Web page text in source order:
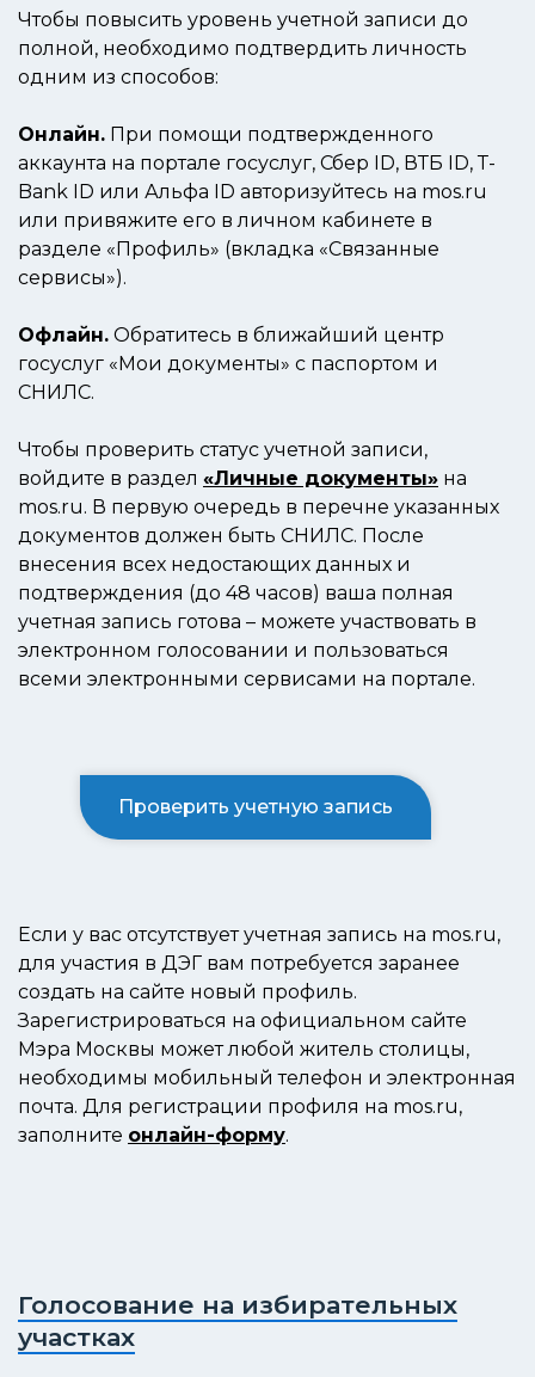
Чтобы повысить уровень учетной записи до
полной, необходимо подтвердить личность
одним из способов:
Онлайн. При помощи подтвержденного
аккаунта на портале госуслуг, Сбер ID, ВТБ ID, Т-
Bank ID или Альфа ID авторизуйтесь на mos.ru
или привяжите его в личном кабинете в
разделе «Профиль» (вкладка «Связанные
сервисы»).
Офлайн. Обратитесь в ближайший центр
госуслуг «Мои документы» с паспортом и
СНИЛС.
Чтобы проверить статус учетной записи,
войдите в раздел «Личные документы» на
mos.ru. В первую очередь в перечне указанных
документов должен быть СНИЛС. После
внесения всех недостающих данных и
подтверждения (до 48 часов) ваша полная
учетная запись готова – можете участвовать в
электронном голосовании и пользоваться
всеми электронными сервисами на портале.
Проверить учетную запись
Если у вас отсутствует учетная запись на mos.ru,
для участия в ДЭГ вам потребуется заранее
создать на сайте новый профиль.
Зарегистрироваться на официальном сайте
Мэра Москвы может любой житель столицы,
необходимы мобильный телефон и электронная
почта. Для регистрации профиля на mos.ru,
заполните онлайн-форму.
Голосование на избирательных
участках